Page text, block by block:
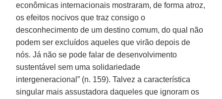
econômicas internacionais mostraram, de forma atroz,
os efeitos nocivos que traz consigo o
desconhecimento de um destino comum, do qual não
podem ser excluídos aqueles que virão depois de
nós. Já não se pode falar de desenvolvimento
sustentável sem uma solidariedade
intergeneracional” (n. 159). Talvez a característica
singular mais assustadora daqueles que ignoram os